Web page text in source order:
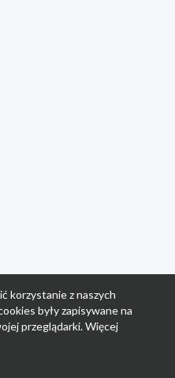
korzystanie z naszych
były zapisywane na
przeglądarki. Więcej